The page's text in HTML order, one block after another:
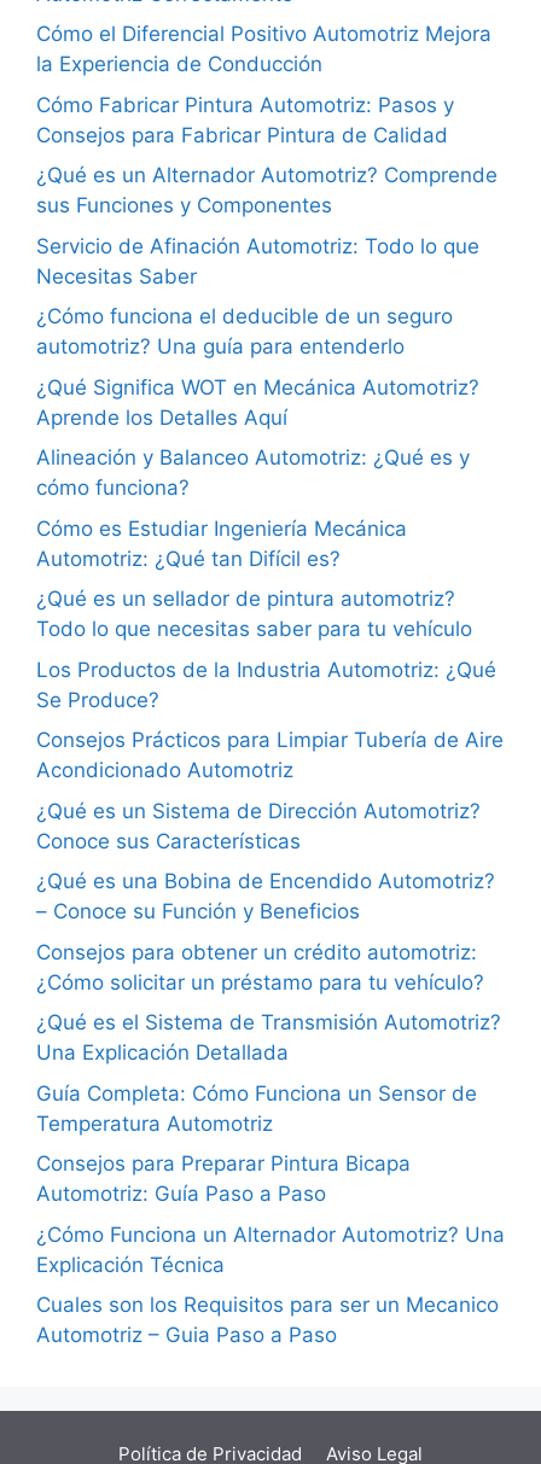
Cómo el Diferencial Positivo Automotriz Mejora
la Experiencia de Conducción
Cómo Fabricar Pintura Automotriz: Pasos y
Consejos para Fabricar Pintura de Calidad
¿Qué es un Alternador Automotriz? Comprende
sus Funciones y Componentes
Servicio de Afinación Automotriz: Todo lo que
Necesitas Saber
¿Cómo funciona el deducible de un seguro
automotriz? Una guía para entenderlo
¿Qué Significa WOT en Mecánica Automotriz?
Aprende los Detalles Aquí
Alineación y Balanceo Automotriz: ¿Qué es y
cómo funciona?
Cómo es Estudiar Ingeniería Mecánica
Automotriz: ¿Qué tan Difícil es?
¿Qué es un sellador de pintura automotriz?
Todo lo que necesitas saber para tu vehículo
Los Productos de la Industria Automotriz: ¿Qué
Se Produce?
Consejos Prácticos para Limpiar Tubería de Aire
Acondicionado Automotriz
¿Qué es un Sistema de Dirección Automotriz?
Conoce sus Características
¿Qué es una Bobina de Encendido Automotriz?
– Conoce su Función y Beneficios
Consejos para obtener un crédito automotriz:
¿Cómo solicitar un préstamo para tu vehículo?
¿Qué es el Sistema de Transmisión Automotriz?
Una Explicación Detallada
Guía Completa: Cómo Funciona un Sensor de
Temperatura Automotriz
Consejos para Preparar Pintura Bicapa
Automotriz: Guía Paso a Paso
¿Cómo Funciona un Alternador Automotriz? Una
Explicación Técnica
Cuales son los Requisitos para ser un Mecanico
Automotriz – Guia Paso a Paso
Política de Privacidad
Aviso Legal